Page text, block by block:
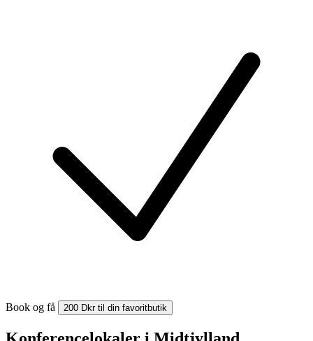
Book og få 200 Dkr til din favoritbutik